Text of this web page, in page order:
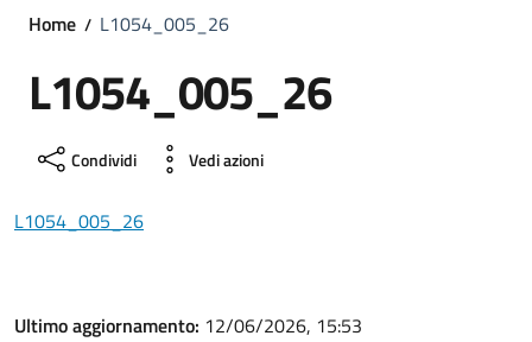
Home L1054_005_26
L1054_005_26
Condividi Vedi azioni
L1054_005_26
Ultimo aggiornamento: 12/06/2026, 15:53